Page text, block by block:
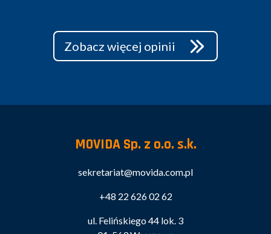
Zobacz więcej opinii
MOVIDA Sp. z o.o. s.k.
sekretariat@movida.com.pl
+48 22 626 02 62
ul. Felińskiego 44 lok. 3